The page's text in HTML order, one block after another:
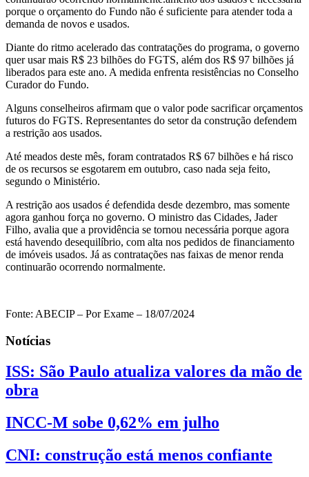
porque o orçamento do Fundo não é suficiente para atender toda a
demanda de novos e usados.
Diante do ritmo acelerado das contratações do programa, o governo
quer usar mais R$ 23 bilhões do FGTS, além dos R$ 97 bilhões já
liberados para este ano. A medida enfrenta resistências no Conselho
Curador do Fundo.
Alguns conselheiros afirmam que o valor pode sacrificar orçamentos
futuros do FGTS. Representantes do setor da construção defendem
a restrição aos usados.
Até meados deste mês, foram contratados R$ 67 bilhões e há risco
de os recursos se esgotarem em outubro, caso nada seja feito,
segundo o Ministério.
A restrição aos usados é defendida desde dezembro, mas somente
agora ganhou força no governo. O ministro das Cidades, Jader
Filho, avalia que a providência se tornou necessária porque agora
está havendo desequilíbrio, com alta nos pedidos de financiamento
de imóveis usados. Já as contratações nas faixas de menor renda
continuarão ocorrendo normalmente.
Fonte: ABECIP – Por Exame – 18/07/2024
Notícias
ISS: São Paulo atualiza valores da mão de
obra
INCC-M sobe 0,62% em julho
CNI: construção está menos confiante